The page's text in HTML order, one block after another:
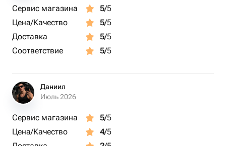
Сервис магазина 5/5
Цена/Качество
5/5
Доставка
5/5
Соответствие
5/5
Даниил
Июль 2026
Сервис магазина 5/5
Цена/Качество
4/5